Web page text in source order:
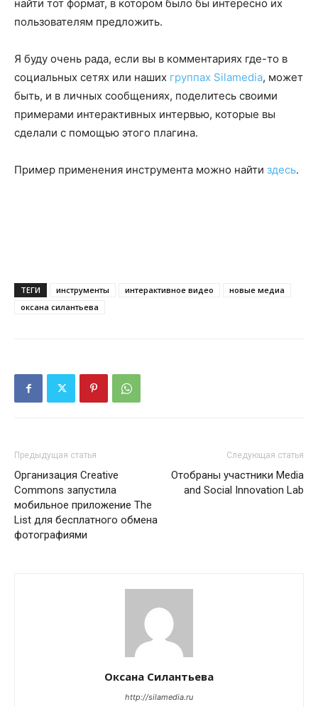
найти тот формат, в котором было бы интересно их
пользователям предложить.
Я буду очень рада, если вы в комментариях где-то в
социальных сетях или наших группах Silamedia, может
быть, и в личных сообщениях, поделитесь своими
примерами интерактивных интервью, которые вы
сделали с помощью этого плагина.
Пример применения инструмента можно найти здесь.
ТЕГИ инструменты интерактивное видео
новые медиа
оксана силантьева
Предыдущая статья
Организация Creative
Commons запустила
мобильное приложение The
List для бесплатного обмена
фотографиями
Следующая статья
Отобраны участники Media
and Social Innovation Lab
Оксана Силантьева
http://silamedia.ru